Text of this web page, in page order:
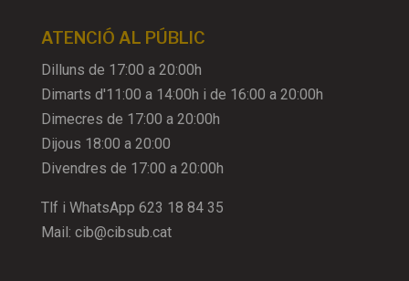
ATENCIÓ AL PÚBLIC
Dilluns de 17:00 a 20:00h
Dimarts d'11:00 a 14:00h i de 16:00 a 20:00h
Dimecres de 17:00 a 20:00h
Dijous 18:00 a 20:00
Divendres de 17:00 a 20:00h
Tlf i WhatsApp 623 18 84 35
Mail: cib@cibsub.cat